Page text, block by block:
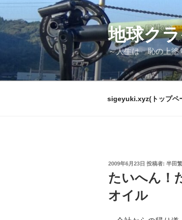
ン
テ
ス
地球ク
～人生は 恥の上
sigeyuki.xyz(トップペ
投
稿
日:
2009年6月23日 投稿者: 半田
たいへん！
オイル